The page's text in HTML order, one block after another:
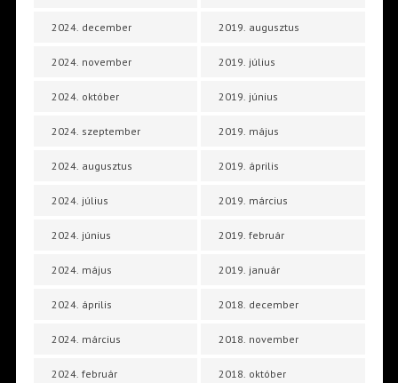
2024. december
2024. november
2024. október
2024. szeptember
2024. augusztus
2024. július
2024. június
2024. május
2024. április
2024. március
2024. február
2019. augusztus
2019. július
2019. június
2019. május
2019. április
2019. március
2019. február
2019. január
2018. december
2018. november
2018. október